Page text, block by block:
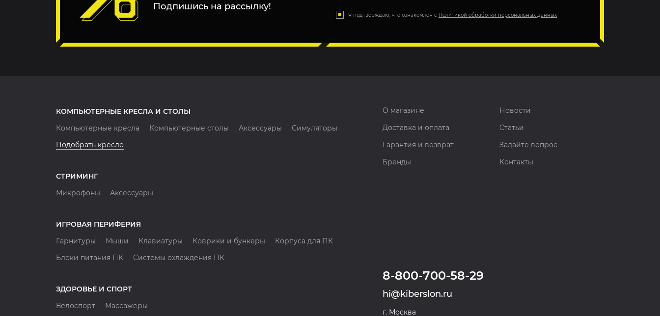
Подпишись на рассылку!
Я подтверждаю, что ознакомлен с Политикой обработки персональных данных
КОМПЬЮТЕРНЫЕ КРЕСЛА И СТОЛЫ
Компьютерные кресла
Компьютерные столы Аксессуары
Симуляторы
Подобрать кресло
СТРИМИНГ
Микрофоны
Аксессуары
ИГРОВАЯ ПЕРИФЕРИЯ
Гарнитуры
Мыши Клавиатуры Коврики и бункеры
Корпуса для ПК
Блоки питания ПК
Системы охлаждения ПК
ЗДОРОВЬЕ И СПОРТ
Велоспорт
Массажёры
О магазине
Новости
Доставка и оплата
Статьи
Гарантия и возврат
Задайте вопрос
Бренды
Контакты
8-800-700-58-29
hi@kiberslon.ru
г. Москва